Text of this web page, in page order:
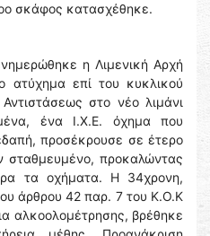
σκάφος κατασχέθηκε.
η Λιμενική Αρχή
ατύχημα επί του κυκλικού
στο νέο λιμάνι
ένα Ι.Χ.Ε. όχημα που
προσέκρουσε σε έτερο
σταθμευμένο, προκαλώντας
τα οχήματα. Η 34χρονη,
άρθρου 42 παρ. 7 του Κ.Ο.Κ
αλκοολομέτρησης, βρέθηκε